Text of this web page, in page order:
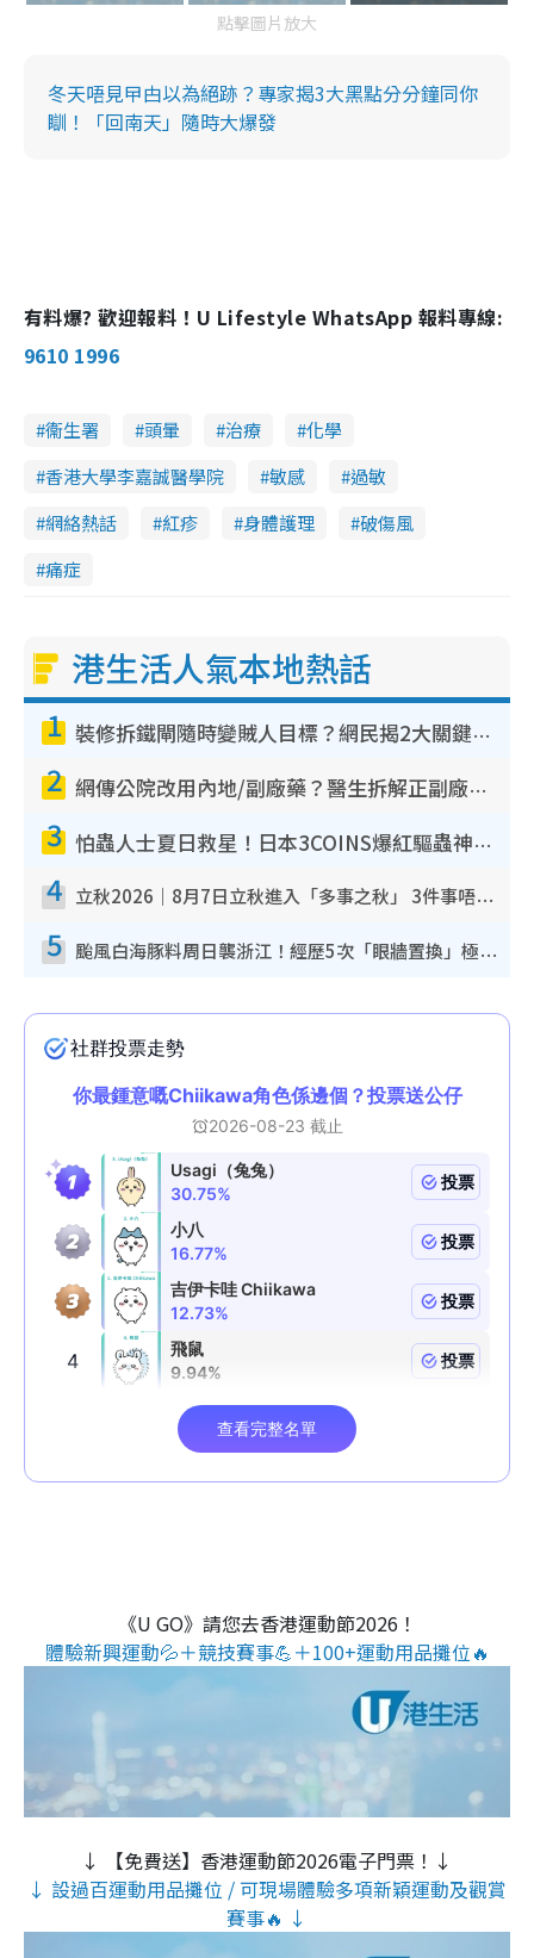
點擊圖片放大
冬天唔見曱甴以為絕跡？專家揭3大黑點分分鐘同你
瞓！「回南天」隨時大爆發
有料爆? 歡迎報料！U Lifestyle WhatsApp 報料專線:
9610 1996
衞生署 頭暈 治療
化學
香港大學李嘉誠醫學院
敏感
過敏
網絡熱話
紅疹 身體護理
破傷風
痛症
港生活人氣本地熱話
1 裝修拆鐵閘隨時變賊人目標？網民揭2大關鍵用途：裝新式等於白裝？附新舊鐵閘分別
2 網傳公院改用內地/副廠藥？醫生拆解正副廠分別 揭4類人換藥隨時出事
3 怕蟲人士夏日救星！日本3COINS爆紅驅蟲神器$45起 1招「全程免觸碰」輕鬆搞定小強
4 立秋2026｜8月7日立秋進入「多事之秋」 3件事唔做得！專家教6招開運 清枱頭／銀包納氣接好運
5 颱風白海豚料周日襲浙江！經歷5次「眼牆置換」極罕見 成登陸內地最長途颱風
《U GO》請您去香港運動節2026！
體驗新興運動💦＋競技賽事💪＋100+運動用品攤位🔥
↓ 【免費送】香港運動節2026電子門票！↓
↓ 設過百運動用品攤位 / 可現場體驗多項新穎運動及觀賞
賽事🔥 ↓